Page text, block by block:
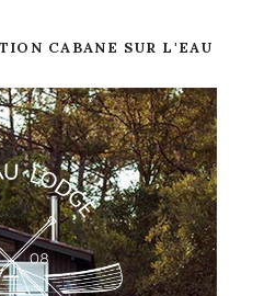
CABANE SUR L'EAU